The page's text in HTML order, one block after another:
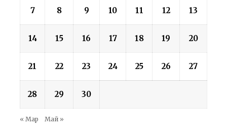
7 8 9 10 11 12 13
14 15 16 17 18 19 20
21 22 23 24 25 26 27
28 29 30
« Мар Май »